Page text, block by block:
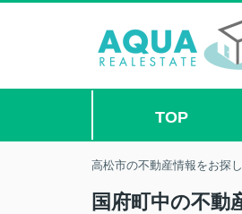
TOP
高松市の不動産情報をお探
国府町中の不動